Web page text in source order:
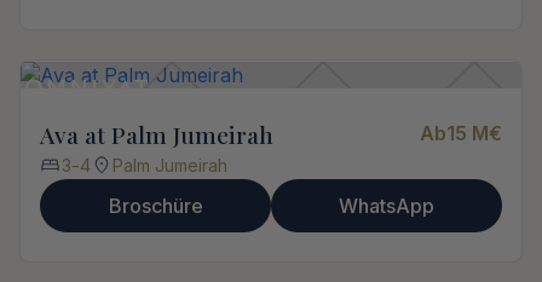
Ava at Palm Jumeirah Ab15 M€
3-4 Palm Jumeirah
Broschüre WhatsApp